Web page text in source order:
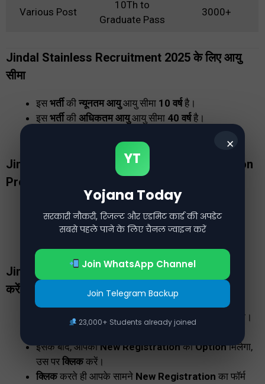
Various Post
10Th to
Graduate Pass
3000+
Jindal Stainless Recruitment 2025 के लिए आयु
सीमा
इसभर्तीकी न्यूनतम आयुआयु सीमा 10 वर्षहै।
इसभर्तीकी अधिकतम आयुआयु सीमा 40 वर्षहै।
Jindal Stainless Recruitment 2025
में Selection
Process
Interview or Skill test
Document Verification
Jindal Stainless Recruitment 2025आवेदन कैसे
करें?
सबसे पहले, आपको इसके Official Website पर जाना होगा।
इसके बाद, आपकोNew RegistrationकाOptionमिलेगा,
उस परक्लिककरें।
क्लिककरते ही आपके सामने New Registration का फॉर्म
✕
YT
Yojana Today
सरकारी नौकरी, रिजल्ट और एडमिट कार्ड की अपडेट
सबसे पहले पाने के लिए चैनल ज्वाइन करें
Join WhatsApp Channel
Join Telegram Backup
23,000+ Students already joined